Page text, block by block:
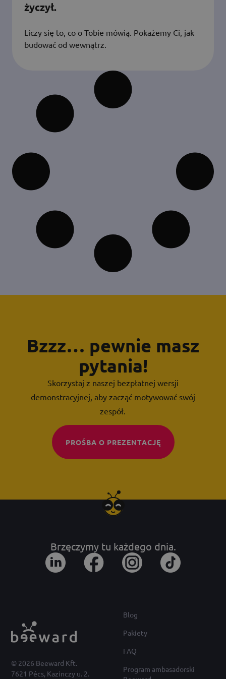
życzył.
Liczy się to, co o Tobie mówią. Pokażemy Ci, jak
budować od wewnątrz.
Bzzz… pewnie masz
pytania!
Skorzystaj z naszej bezpłatnej wersji
demonstracyjnej, aby zacząć motywować swój
zespół.
PROŚBA O PREZENTACJĘ
© 2026 Beeward Kft.
7621 Pécs, Kazinczy u. 2.
Brzęczymy tu każdego dnia.
Blog
Pakiety
FAQ
Program ambasadorski